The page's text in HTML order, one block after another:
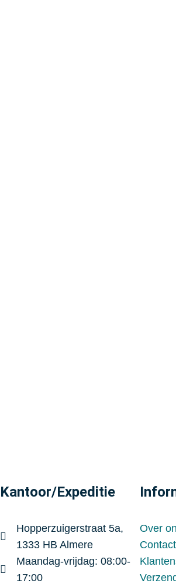
Kantoor/Expeditie
Hopperzuigerstraat 5a,
1333 HB Almere
Maandag-vrijdag: 08:00-
17:00
Over
Contact